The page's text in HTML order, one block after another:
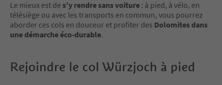
Le mieux est de s’y rendre sans voiture : à pied, à vélo, en
télésiège ou avec les transports en commun, vous pourrez
aborder ces cols en douceur et profiter des Dolomites dans
une démarche éco-durable.
Rejoindre le col Würzjoch à pied